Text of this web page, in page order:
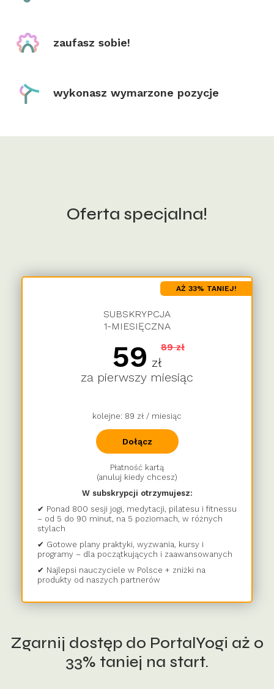
zaufasz sobie!
wykonasz wymarzone pozycje
Oferta specjalna!
AŻ 33% TANIEJ!
SUBSKRYPCJA
1-MIESIĘCZNA
59 zł
89 zł
za pierwszy miesiąc
kolejne: 89 zł / miesiąc
Dołącz
Płatność kartą
(anuluj kiedy chcesz)
W subskrypcji otrzymujesz:
✔ Ponad 800 sesji jogi, medytacji, pilatesu i fitnessu
– od 5 do 90 minut, na 5 poziomach, w różnych
stylach
✔ Gotowe plany praktyki, wyzwania, kursy i
programy – dla początkujących i zaawansowanych
✔ Najlepsi nauczyciele w Polsce + zniżki na
produkty od naszych partnerów
Zgarnij dostęp do PortalYogi aż o
33% taniej na start.